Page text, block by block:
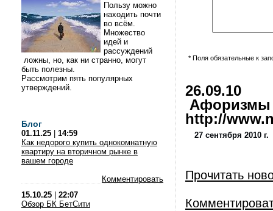
Пользу можно
находить почти
во всём.
Множество
идей и
рассуждений
ложны, но, как ни странно, могут
быть полезны.
Рассмотрим пять популярных
утверждений.
Блог
01.11.25
14:59
Как недорого купить однокомнатную
квартиру на вторичном рынке в
вашем городе
Комментировать
15.10.25
22:07
Обзор БК БетСити
* Поля обязательные к
26.09.10
Афоризмы
http://
27 сентября 2010 г.
Прочитать